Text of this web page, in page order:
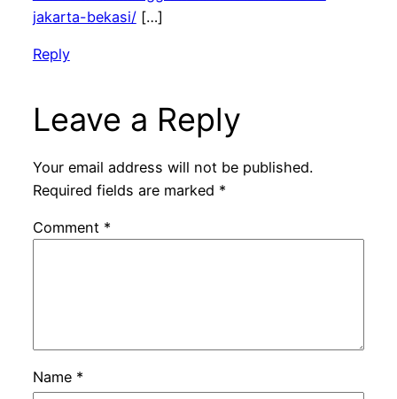
jakarta-bekasi/[…]
Reply
Leave a Reply
Your email address will not be published.
Required fields are marked *
Comment *
Name *